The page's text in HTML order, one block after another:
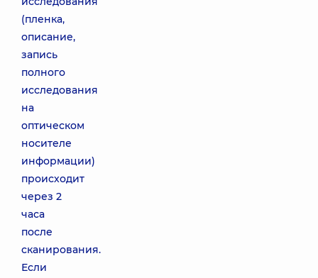
(пленка,
описание,
запись
полного
исследования
на
оптическом
носителе
информации)
происходит
через 2
часа
после
сканирования.
Если